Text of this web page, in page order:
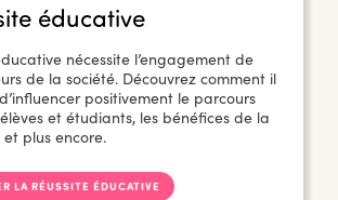
éducative
nécessite l’engagement de
de la société. Découvrez comment il
positivement le parcours
et étudiants, les bénéfices de la
plus encore.
LA RÉUSSITE ÉDUCATIVE